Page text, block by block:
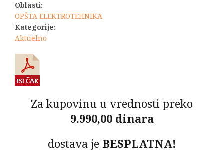
Oblasti:
OPŠTA ELEKTROTEHNIKA
Kategorije:
Aktuelno
Za kupovinu u vrednosti preko
9.990,00 dinara
dostava je BESPLATNA!